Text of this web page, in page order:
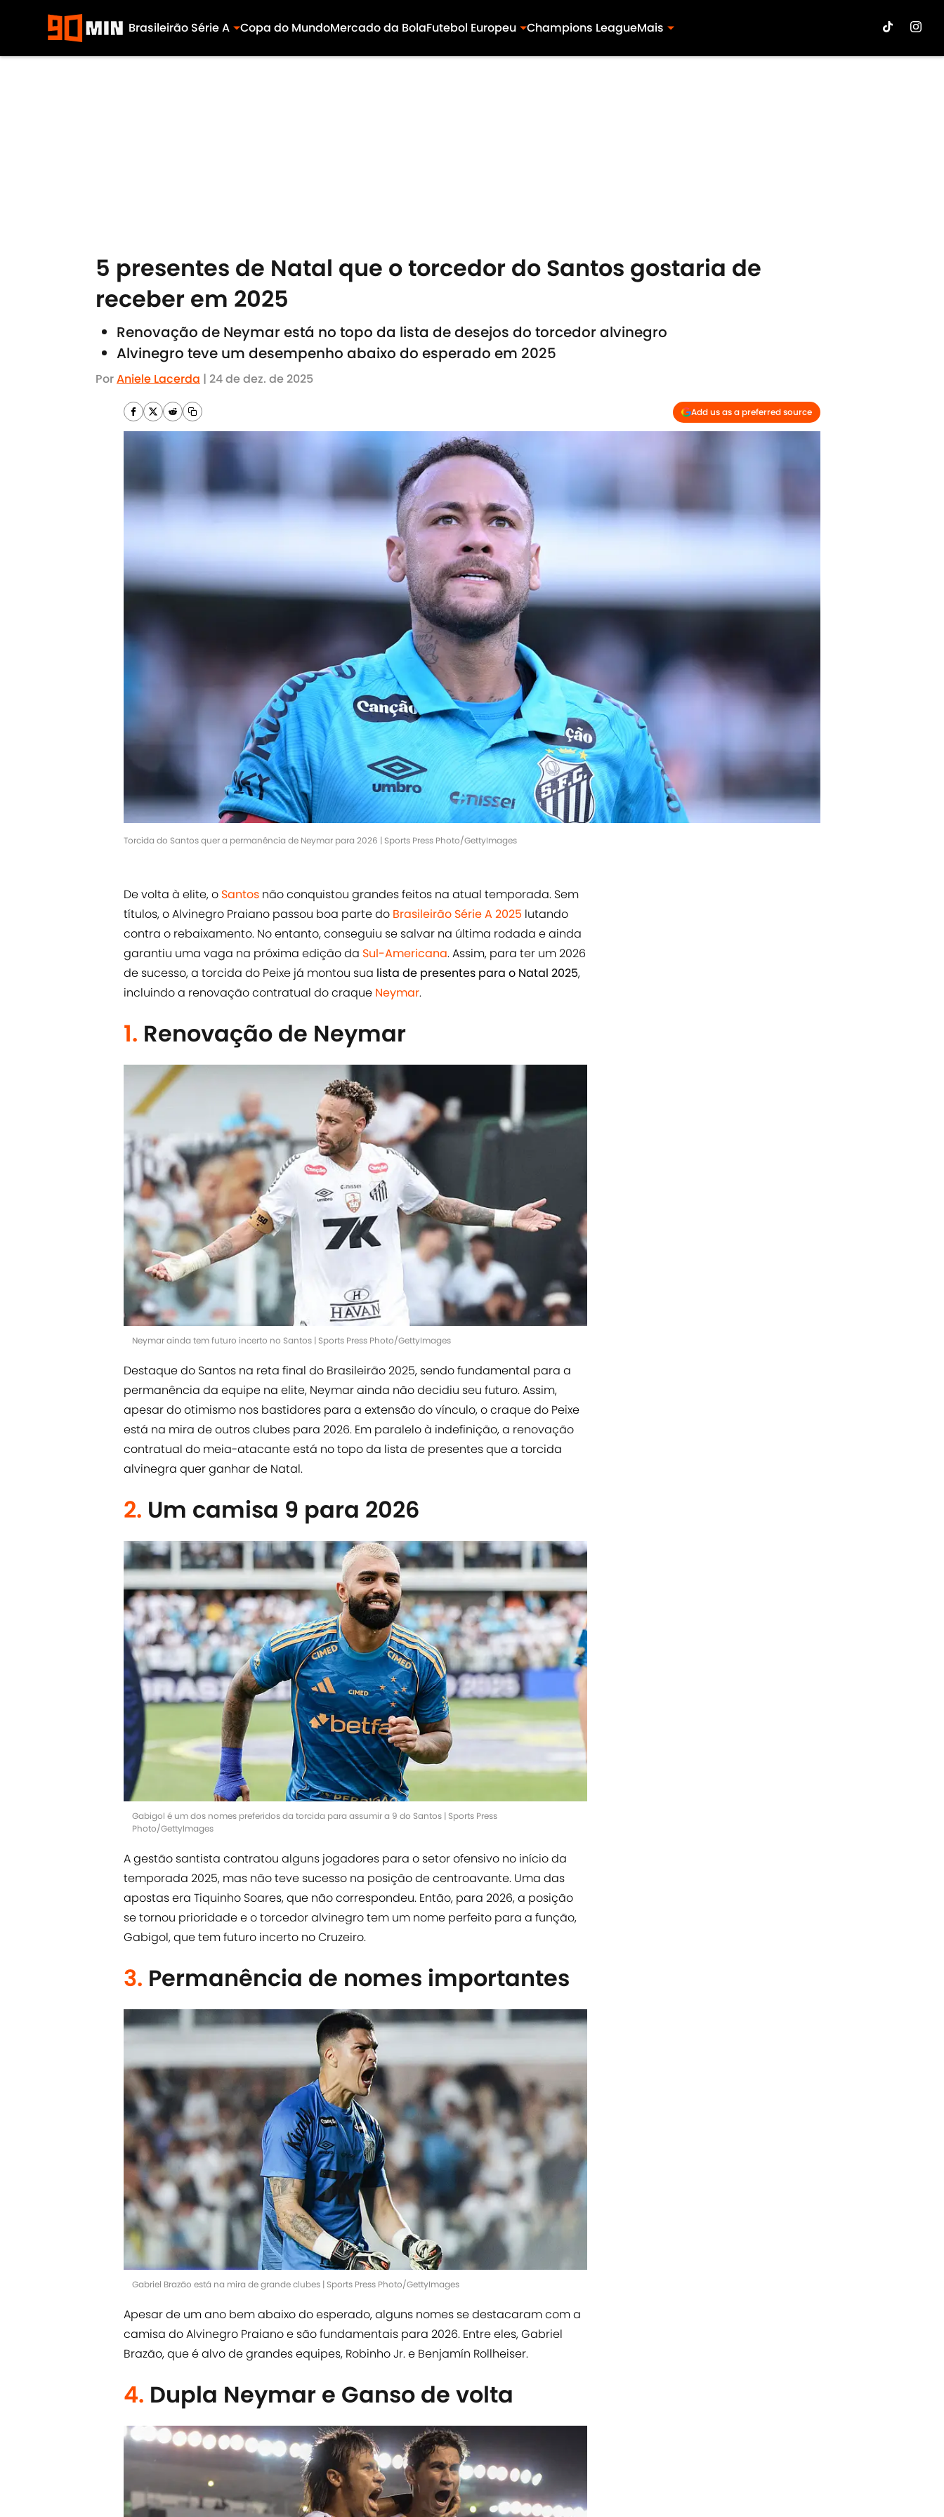
Brasileirão Série A Copa do MundoMercado da BolaFutebol Europeu Champions LeagueMais
5 presentes de Natal que o torcedor do Santos gostaria de
receber em 2025
Renovação de Neymar está no topo da lista de desejos do torcedor alvinegro
Alvinegro teve um desempenho abaixo do esperado em 2025
PorAniele Lacerda | 24 de dez. de 2025
Add us as a preferred source
Torcida do Santos quer a permanência de Neymar para 2026 | Sports Press Photo/GettyImages
De volta à elite, o Santos não conquistou grandes feitos na atual temporada. Sem
títulos, o Alvinegro Praiano passou boa parte do Brasileirão Série A 2025 lutando
contra o rebaixamento. No entanto, conseguiu se salvar na última rodada e ainda
garantiu uma vaga na próxima edição da Sul-Americana. Assim, para ter um 2026
de sucesso, a torcida do Peixe já montou sua lista de presentes para o Natal 2025,
incluindo a renovação contratual do craque Neymar.
1. Renovação de Neymar
Neymar ainda tem futuro incerto no Santos | Sports Press Photo/GettyImages
Destaque do Santos na reta final do Brasileirão 2025, sendo fundamental para a
permanência da equipe na elite, Neymar ainda não decidiu seu futuro. Assim,
apesar do otimismo nos bastidores para a extensão do vínculo, o craque do Peixe
está na mira de outros clubes para 2026. Em paralelo à indefinição, a renovação
contratual do meia-atacante está no topo da lista de presentes que a torcida
alvinegra quer ganhar de Natal.
2. Um camisa 9 para 2026
Gabigol é um dos nomes preferidos da torcida para assumir a 9 do Santos | Sports Press
Photo/GettyImages
A gestão santista contratou alguns jogadores para o setor ofensivo no início da
temporada 2025, mas não teve sucesso na posição de centroavante. Uma das
apostas era Tiquinho Soares, que não correspondeu. Então, para 2026, a posição
se tornou prioridade e o torcedor alvinegro tem um nome perfeito para a função,
Gabigol, que tem futuro incerto no Cruzeiro.
3. Permanência de nomes importantes
Gabriel Brazão está na mira de grande clubes | Sports Press Photo/GettyImages
Apesar de um ano bem abaixo do esperado, alguns nomes se destacaram com a
camisa do Alvinegro Praiano e são fundamentais para 2026. Entre eles, Gabriel
Brazão, que é alvo de grandes equipes, Robinho Jr. e Benjamín Rollheiser.
4. Dupla Neymar e Ganso de volta